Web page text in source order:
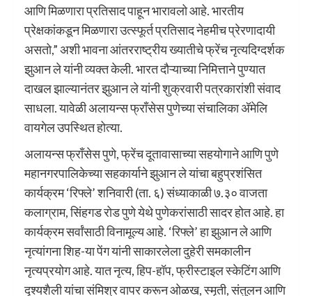
आणि मिळणारा प्रतिसाद पाहून भारावलो आहे. भारतीय
प्रेक्षकांकडून मिळणारा उत्स्फूर्त प्रतिसाद नेहमीच प्रेरणादायी
असतो,” अशी भावना आंतरराष्ट्रीय ख्यातीचे फ्रेंच नृत्यदिग्दर्शक
झुआन ले यांनी व्यक्त केली. भारत दौऱ्याच्या निमित्ताने पुण्यात
दाखल झाल्यानंतर झुआन ले यांनी शुक्रवारी पत्रकारांशी संवाद
साधला. यावेळी अलायन्स फ्राँसेस पुणेच्या संचालिका अ‍ॅमेलि
वायगेल उपस्थित होत्या.
अलायन्स फ्राँसेस पुणे, फ्रेंच दूतावासाच्या सहयोगाने आणि पुणे
महानगरपालिकेच्या सहकार्याने झुआन ले यांचा बहुप्रशंसित
कार्यक्रम ‘रिफ्ले’ शनिवारी (ता. ६) संध्याकाळी ७.३० वाजता
कलाग्राम, सिंहगड रोड पुणे येथे पुणेकरांसाठी सादर होत आहे. हा
कार्यक्रम सर्वांसाठी विनामूल्य आहे. ‘रिफ्ले’ हा झुआन ले आणि
नृत्यांगना शिह-या पेंग यांनी साकारलेला दुहेरी समकालीन
नृत्यप्रयोग आहे. यात नृत्य, हिप-हॉप, फ्रीस्टाइल स्केटिंग आणि
दृश्यशैली यांचा संमिश्र वापर करून ओळख, स्मृती, संतुलन आणि